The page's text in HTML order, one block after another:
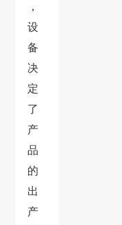
，
设
备
决
定
了
产
品
的
出
产